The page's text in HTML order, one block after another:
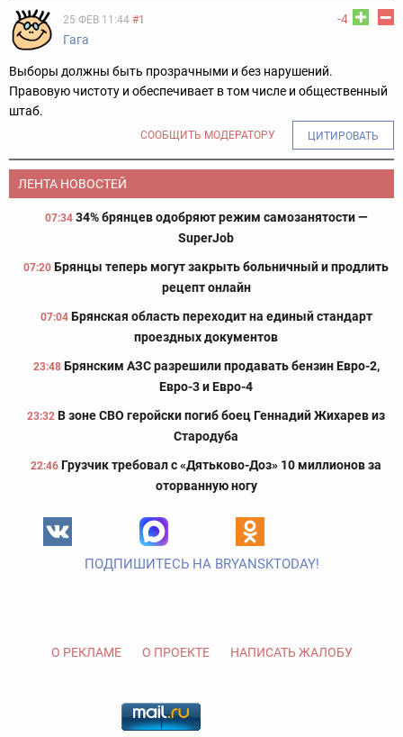
-4
25 ФЕВ 11:44 #1
Гага
Выборы должны быть прозрачными и без нарушений.
Правовую чистоту и обеспечивает в том числе и общественный
штаб.
СООБЩИТЬ МОДЕРАТОРУ ЦИТИРОВАТЬ
ЛЕНТА НОВОСТЕЙ
07:34 34% брянцев одобряют режим самозанятости —
SuperJob
07:20 Брянцы теперь могут закрыть больничный и продлить
рецепт онлайн
07:04 Брянская область переходит на единый стандарт
проездных документов
23:48 Брянским АЗС разрешили продавать бензин Евро-2,
Евро-3 и Евро-4
23:32 В зоне СВО геройски погиб боец Геннадий Жихарев из
Стародуба
22:46 Грузчик требовал с «Дятьково-Доз» 10 миллионов за
оторванную ногу
ПОДПИШИТЕСЬ НА BRYANSKTODAY!
О РЕКЛАМЕ О ПРОЕКТЕ НАПИСАТЬ ЖАЛОБУ